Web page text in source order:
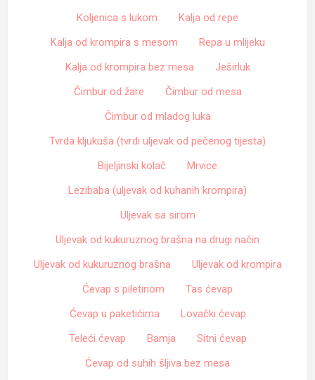
Koljenica s lukom
Kalja od repe
Kalja od krompira s mesom
Repa u mlijeku
Kalja od krompira bez mesa
Ješirluk
Čimbur od žare
Čimbur od mesa
Čimbur od mladog luka
Tvrda kljukuša (tvrdi uljevak od pečenog tijesta)
Bijeljinski kolač
Mrvice
Lezibaba (uljevak od kuhanih krompira)
Uljevak sa sirom
Uljevak od kukuruznog brašna na drugi način
Uljevak od kukuruznog brašna
Uljevak od krompira
Ćevap s piletinom
Tas ćevap
Ćevap u paketićima
Lovački ćevap
Teleći ćevap
Bamja
Sitni ćevap
Ćevap od suhih šljiva bez mesa